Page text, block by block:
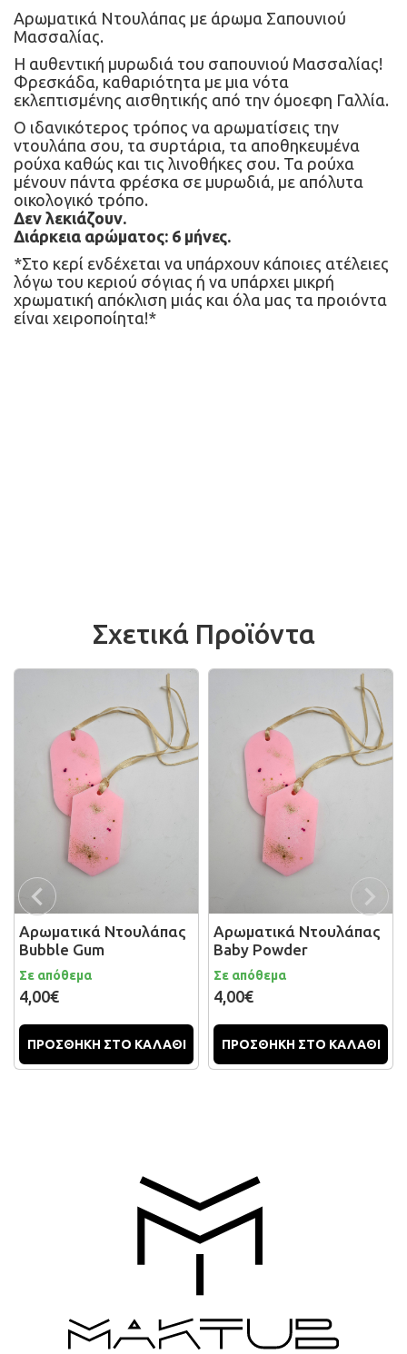
Αρωματικά Ντουλάπας με άρωμα Σαπουνιού
Μασσαλίας.
Η αυθεντική μυρωδιά του σαπουνιού Μασσαλίας!
Φρεσκάδα, καθαριότητα με μια νότα
εκλεπτισμένης αισθητικής από την όμοεφη Γαλλία.
Ο ιδανικότερος τρόπος να αρωματίσεις την
ντουλάπα σου, τα συρτάρια, τα αποθηκευμένα
ρούχα καθώς και τις λινοθήκες σου. Τα ρούχα
μένουν πάντα φρέσκα σε μυρωδιά, με απόλυτα
οικολογικό τρόπο.
Δεν λεκιάζουν.
Διάρκεια αρώματος: 6 μήνες.
*Στο κερί ενδέχεται να υπάρχουν κάποιες ατέλειες
λόγω του κεριού σόγιας ή να υπάρχει μικρή
χρωματική απόκλιση μιάς και όλα μας τα προιόντα
είναι χειροποίητα!*
Σχετικά Προϊόντα
Αρωματικά Ντουλάπας
Bubble Gum
Σε απόθεμα
4,00€
ΠΡΟΣΘΗΚΗ ΣΤΟ ΚΑΛΑΘΙ
Αρωματικά Ντουλάπας
Baby Powder
Σε απόθεμα
4,00€
ΠΡΟΣΘΗΚΗ ΣΤΟ ΚΑΛΑΘΙ